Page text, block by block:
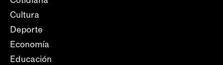
Cultura
Deporte
Economía
Educación